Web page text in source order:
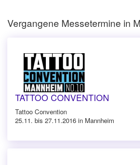
Vergangene Messetermine in
TATTOO CONVENTION
Tattoo Convention
25.11. bis 27.11.2016 in Mannheim